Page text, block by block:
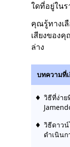
ใดที่อยู่ใน
คุณรู้ทางเ
เสียงของ
ล่าง
บทความที่
วิธีที่ง่าย
วิธีดาว
ดำเนินก